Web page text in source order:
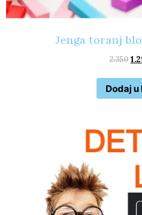
Jenga toranj
2.350
Dodaj u